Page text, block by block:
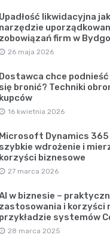
Upadłość likwidacyjna
narzędzie
zobowiązań firm w
26 maja 2026
Dostawca chce podnieść
się bronić? Techniki
kupców
16 kwietnia 2026
Microsoft Dynamics 365
szybkie wdrożenie i
korzyści biznesowe
27 marca 2026
w biznesie –
zastosowania i korzyści
przykładzie systemów
28 marca 2025